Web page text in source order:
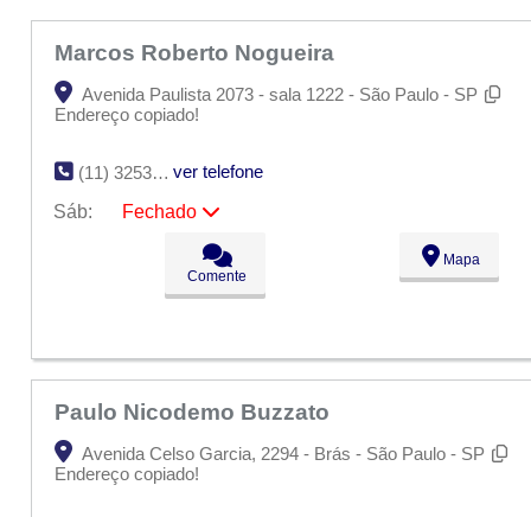
Marcos Roberto Nogueira
Avenida Paulista 2073 - sala 1222 - São Paulo - SP
Endereço copiado!
(11) 3253-5582
ver telefone
Sáb:
Fechado
09:00 - 18:00
09:00 - 18:00
09:00 - 18:00
Comente
Mapa
Paulo Nicodemo Buzzato
Avenida Celso Garcia, 2294 - Brás - São Paulo - SP
Endereço copiado!